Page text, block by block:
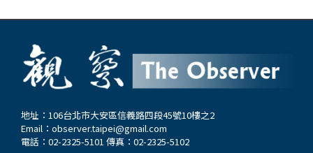
地址：106台北市大安區信義路四段45號10樓之2
Email： observer.taipei@gmail.com
電話：02-2325-5101 傳真：02-2325-5102